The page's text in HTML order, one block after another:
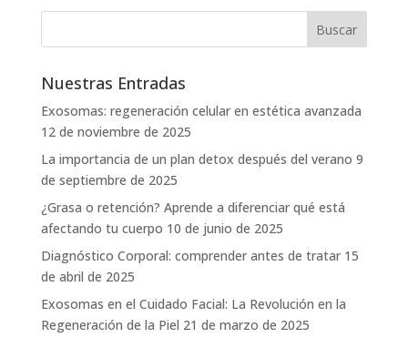
Nuestras Entradas
Exosomas: regeneración celular en estética avanzada
12 de noviembre de 2025
La importancia de un plan detox después del verano 9
de septiembre de 2025
¿Grasa o retención? Aprende a diferenciar qué está
afectando tu cuerpo 10 de junio de 2025
Diagnóstico Corporal: comprender antes de tratar 15
de abril de 2025
Exosomas en el Cuidado Facial: La Revolución en la
Regeneración de la Piel 21 de marzo de 2025